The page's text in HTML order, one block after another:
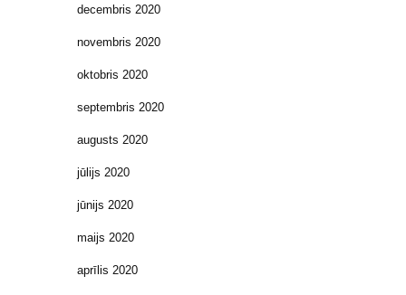
decembris 2020
novembris 2020
oktobris 2020
septembris 2020
augusts 2020
jūlijs 2020
jūnijs 2020
maijs 2020
aprīlis 2020